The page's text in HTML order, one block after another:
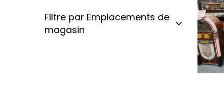
Filtre par Emplacements de
magasin